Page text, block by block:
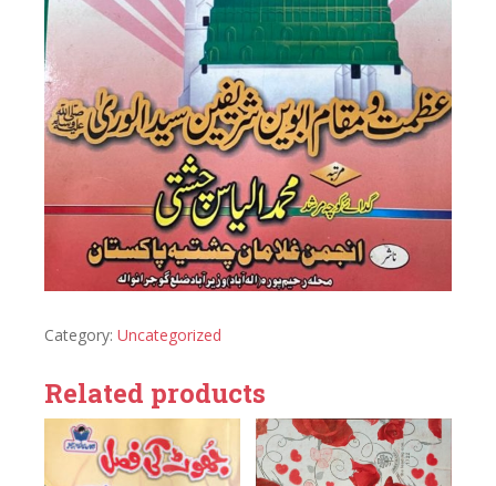
Category: Uncategorized
Related products